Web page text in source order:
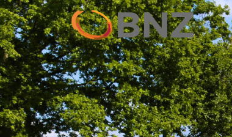
Wie